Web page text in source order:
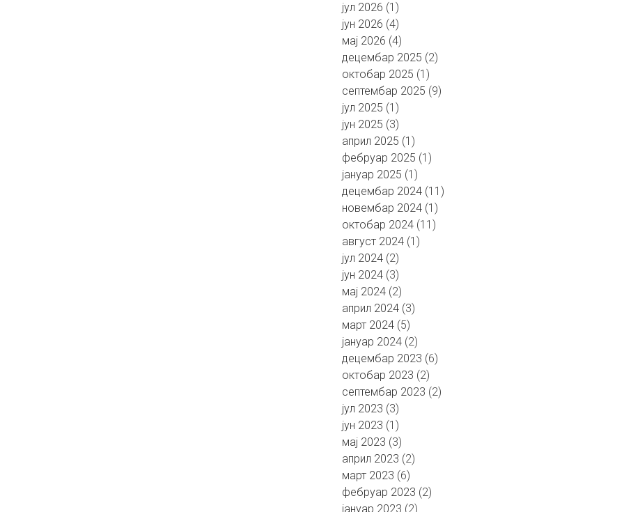
јул 2026 (1)
јун 2026 (4)
мај 2026 (4)
децембар 2025 (2)
октобар 2025 (1)
септембар 2025 (9)
јул 2025 (1)
јун 2025 (3)
април 2025 (1)
фебруар 2025 (1)
јануар 2025 (1)
децембар 2024 (11)
новембар 2024 (1)
октобар 2024 (11)
август 2024 (1)
јул 2024 (2)
јун 2024 (3)
мај 2024 (2)
април 2024 (3)
март 2024 (5)
јануар 2024 (2)
децембар 2023 (6)
октобар 2023 (2)
септембар 2023 (2)
јул 2023 (3)
јун 2023 (1)
мај 2023 (3)
април 2023 (2)
март 2023 (6)
фебруар 2023 (2)
јануар 2023 (2)